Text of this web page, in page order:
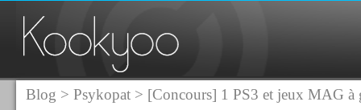
Blog > Psykopat> [Concours] 1 PS3 et jeux MAG à